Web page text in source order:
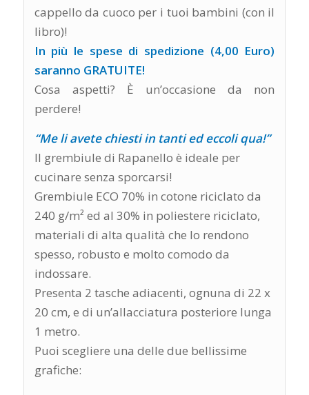
cappello da cuoco per i tuoi bambini (con il
libro)!
In più le spese di spedizione (4,00 Euro)
saranno GRATUITE!
Cosa aspetti? È un’occasione da non
perdere!
“Me li avete chiesti in tanti ed eccoli qua!”
Il grembiule di Rapanello è ideale per
cucinare senza sporcarsi!
Grembiule ECO 70% in cotone riciclato da
240 g/m² ed al 30% in poliestere riciclato,
materiali di alta qualità che lo rendono
spesso, robusto e molto comodo da
indossare.
Presenta 2 tasche adiacenti, ognuna di 22 x
20 cm, e di un’allacciatura posteriore lunga
1 metro.
Puoi scegliere una delle due bellissime
grafiche: